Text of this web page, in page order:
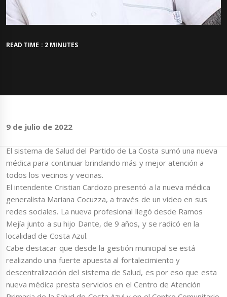
READ TIME : 2 MINUTES
9 de julio de 2022
El sistema de Salud del Partido de La Costa sumó una nueva
médica para continuar brindando más y mejor atención a
todos los vecinos y vecinas.
El intendente Cristian Cardozo presentó a la nueva médica
generalista Mariana Cocuzza, a través de un video en sus
redes sociales. La nueva profesional llegó desde Ramos
Mejía junto a su hijo Dante, de 9 años, y se radicó en la
localidad de Costa Azul.
Cabe destacar que desde la gestión municipal se está
realizando una fuerte apuesta al fortalecimiento y
descentralización del sistema de Salud, es por eso que esta
nueva médica presta servicios en el Centro de Atención